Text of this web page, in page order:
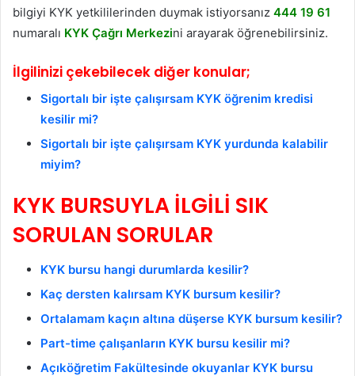
bilgiyi KYK yetkililerinden duymak istiyorsanız 444 19 61
numaralı KYK Çağrı Merkezini arayarak öğrenebilirsiniz.
İlgilinizi çekebilecek diğer konular;
Sigortalı bir işte çalışırsam KYK öğrenim kredisi
kesilir mi?
Sigortalı bir işte çalışırsam KYK yurdunda kalabilir
miyim?
KYK BURSUYLA İLGİLİ SIK
SORULAN SORULAR
KYK bursu hangi durumlarda kesilir?
Kaç dersten kalırsam KYK bursum kesilir?
Ortalamam kaçın altına düşerse KYK bursum kesilir?
Part-time çalışanların KYK bursu kesilir mi?
Açıköğretim Fakültesinde okuyanlar KYK bursu